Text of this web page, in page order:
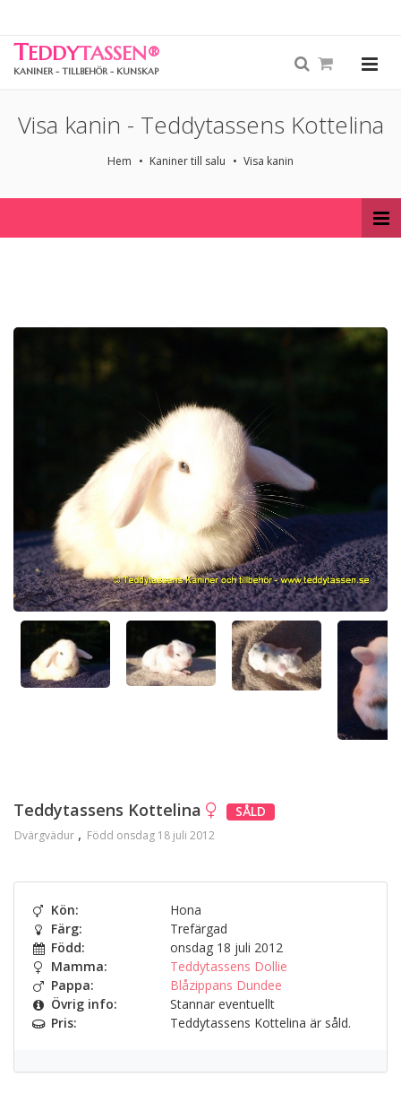
TEDDYTASSEN®
KANINER - TILLBEHÖR - KUNSKAP
Visa kanin - Teddytassens Kottelina
Hem Kaniner till salu Visa kanin
Teddytassens Kottelina SÅLD
Dvärgvädur Född onsdag 18 juli 2012
Kön:
Hona
Färg:
Trefärgad
Född:
onsdag 18 juli 2012
Mamma:
Teddytassens Dollie
Pappa:
Blåzippans Dundee
Övrig info:
Stannar eventuellt
Pris:
Teddytassens Kottelina är såld.